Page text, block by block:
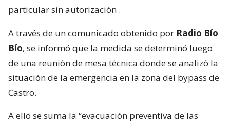
particular sin autorización .
A través de un comunicado obtenido por Radio Bío
Bío, se informó que la medida se determinó luego
de una reunión de mesa técnica donde se analizó la
situación de la emergencia en la zona del bypass de
Castro.
A ello se suma la “evacuación preventiva de las